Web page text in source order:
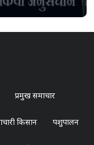
प्रमुख समाचार
किसान पशुपालन